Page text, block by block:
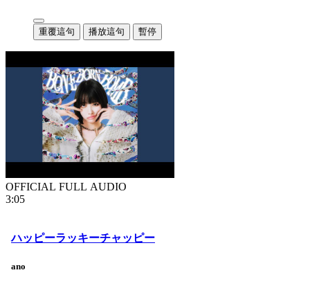
重覆這句 播放這句 暫停
OFFICIAL FULL AUDIO
3:05
ハッピーラッキーチャッピー
ano